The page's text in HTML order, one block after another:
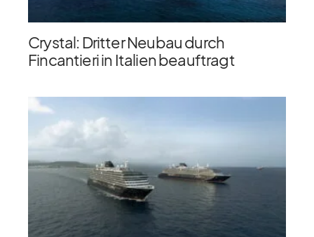
Crystal: Dritter Neubau durch
Fincantieri in Italien beauftragt